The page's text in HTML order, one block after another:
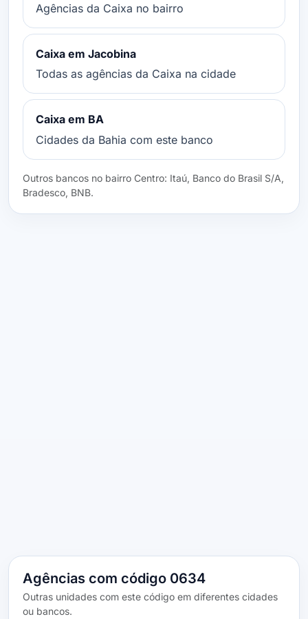
Agências da Caixa no bairro
Caixa em Jacobina
Todas as agências da Caixa na cidade
Caixa em BA
Cidades da Bahia com este banco
Outros bancos no bairro Centro: Itaú, Banco do Brasil S/A,
Bradesco, BNB.
Agências com código 0634
Outras unidades com este código em diferentes cidades
ou bancos.